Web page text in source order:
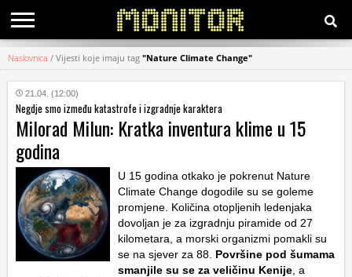
KATEGORIJE
HRVATSKI
WEB
Naslovnica / Vijesti koje imaju tag "Nature Climate Change"
21.04. (12:00)
Negdje smo između katastrofe i izgradnje karaktera
Milorad Milun: Kratka inventura klime u 15
godina
U 15 godina otkako je pokrenut Nature
Climate Change dogodile su se goleme
promjene. Količina otopljenih ledenjaka
dovoljan je za izgradnju piramide od 27
kilometara, a morski organizmi pomakli su
se na sjever za 88. Površine pod šumama
smanjile su se za veličinu Kenije , a